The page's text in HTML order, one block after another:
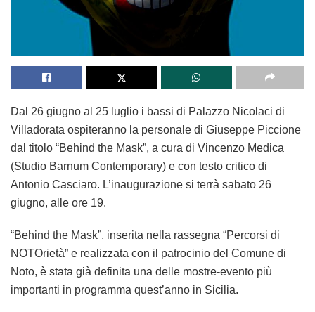
Dal 26 giugno al 25 luglio i bassi di Palazzo Nicolaci di
Villadorata ospiteranno la personale di Giuseppe Piccione
dal titolo “Behind the Mask”, a cura di Vincenzo Medica
(Studio Barnum Contemporary) e con testo critico di
Antonio Casciaro. L’inaugurazione si terrà sabato 26
giugno, alle ore 19.
“Behind the Mask”, inserita nella rassegna “Percorsi di
NOTOrietà” e realizzata con il patrocinio del Comune di
Noto, è stata già definita una delle mostre-evento più
importanti in programma quest’anno in Sicilia.